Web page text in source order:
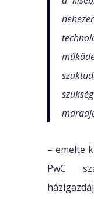
– emelte
PwC